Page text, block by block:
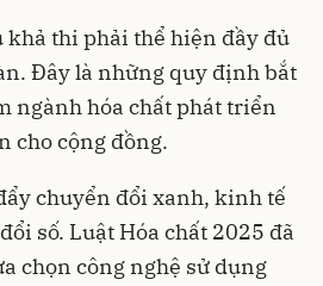
khả thi phải thể hiện đầy đủ
Đây là những quy định bắt
ngành hóa chất phát triển
cho cộng đồng.
chuyển đổi xanh, kinh tế
số. Luật Hóa chất 2025 đã
chọn công nghệ sử dụng